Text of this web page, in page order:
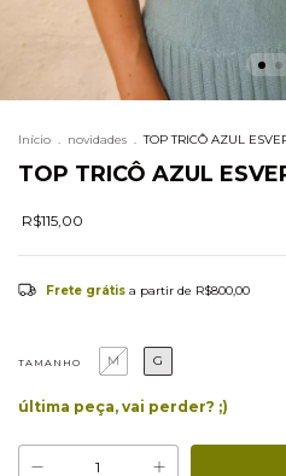
Início . novidades . TOP TRICÔ AZUL
TOP TRICÔ AZUL
R$115,00
Frete grátis a partir de R$800,00
TAMANHO M G
última peça, vai perder? ;)